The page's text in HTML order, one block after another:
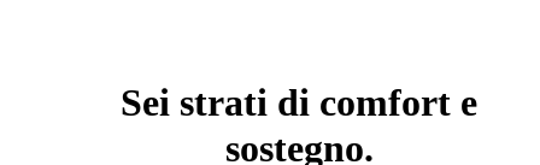
Sei strati di comfort e
sostegno.